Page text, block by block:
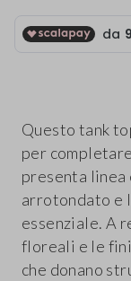
Questo tank
per
presenta linea
arrotondato e
essenziale. A
floreali e le
che donano